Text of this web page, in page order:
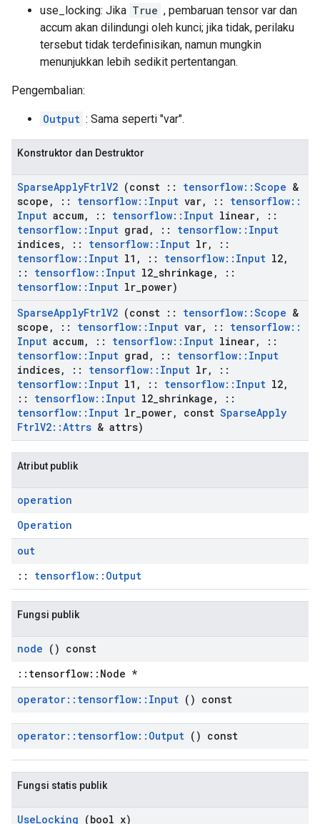
use_locking: Jika True , pembaruan tensor var dan
accum akan dilindungi oleh kunci; jika tidak, perilaku
tersebut tidak terdefinisikan, namun mungkin
menunjukkan lebih sedikit pertentangan.
Pengembalian:
Output : Sama seperti "var".
Konstruktor dan Destruktor
SparseApplyFtrlV2 (const :: tensorflow::Scope &
scope , :: tensorflow:: Input var, :: tensorflow::
Input accum, :: tensorflow:: Input linear,
::
tensorflow:: Input grad , :: tensorflow:: Input
indices, :: tensorflow:: Input lr,
::
tensorflow:: Input l1 , :: tensorflow:: Input l2,
::
tensorflow:: Input l2 shrinkage ,
::
tensorflow:: Input lr power)
SparseApplyFtrlV2 (const :: tensorflow::Scope &
scope , :: tensorflow:: Input var, :: tensorflow::
Input accum, :: tensorflow:: Input linear,
::
tensorflow:: Input grad , :: tensorflow:: Input
indices, :: tensorflow:: Input lr,
::
tensorflow:: Input l1 , :: tensorflow:: Input l2,
::
tensorflow:: Input l2 shrinkage ,
::
tensorflow:: Input lr power, const SparseApply
FtrlV2::Attrs & attrs)
Atribut publik
operation
Operation
out
:: tensorflow::Output
Fungsi publik
node () const
::tensorflow::Node *
operator:: tensorflow:: Input () const
operator:: tensorflow:: Output () const
Fungsi statis publik
UseLocking (bool x)